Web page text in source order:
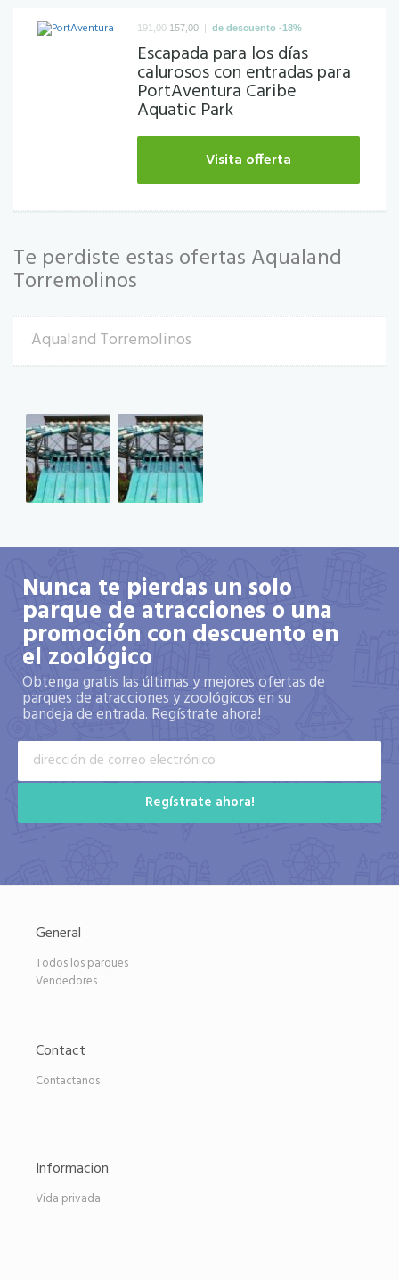
191,00 157,00 | de descuento -18%
Escapada para los días
calurosos con entradas para
PortAventura Caribe
Aquatic Park
Visita offerta
Te perdiste estas ofertas Aqualand
Torremolinos
Aqualand Torremolinos
Nunca te pierdas un solo
parque de atracciones o una
promoción con descuento en
el zoológico
Obtenga gratis las últimas y mejores ofertas de
parques de atracciones y zoológicos en su
bandeja de entrada. Regístrate ahora!
General
Todos los parques
Vendedores
Contact
Contactanos
Informacion
Vida privada